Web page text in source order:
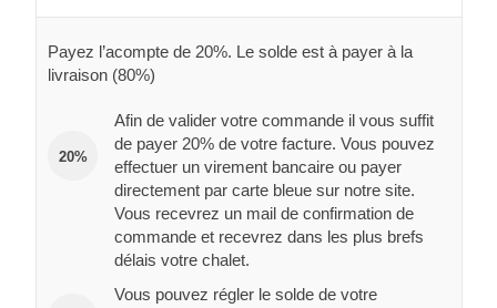
Payez l’acompte de 20%. Le solde est à payer à la
livraison (80%)
20%
Afin de valider votre commande il vous suffit
de payer 20% de votre facture. Vous pouvez
effectuer un virement bancaire ou payer
directement par carte bleue sur notre site.
Vous recevrez un mail de confirmation de
commande et recevrez dans les plus brefs
délais votre chalet.
Vous pouvez régler le solde de votre